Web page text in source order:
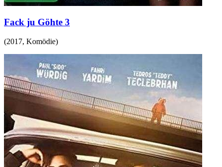
Fack ju Göhte 3
(2017, Komödie)